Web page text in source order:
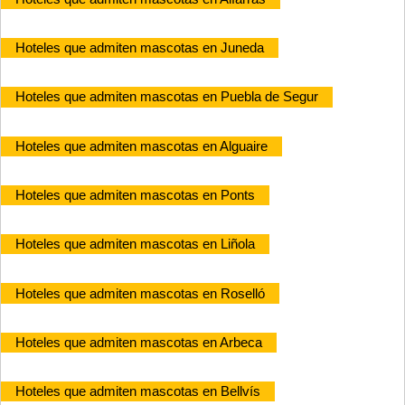
Hoteles que admiten mascotas en Juneda
Hoteles que admiten mascotas en Puebla de Segur
Hoteles que admiten mascotas en Alguaire
Hoteles que admiten mascotas en Ponts
Hoteles que admiten mascotas en Liñola
Hoteles que admiten mascotas en Roselló
Hoteles que admiten mascotas en Arbeca
Hoteles que admiten mascotas en Bellvís